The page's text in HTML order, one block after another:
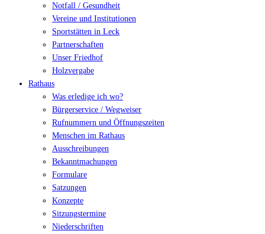
Notfall / Gesundheit
Vereine und Institutionen
Sportstätten in Leck
Partnerschaften
Unser Friedhof
Holzvergabe
Rathaus
Was erledige ich wo?
Bürgerservice / Wegweiser
Rufnummern und Öffnungszeiten
Menschen im Rathaus
Ausschreibungen
Bekanntmachungen
Formulare
Satzungen
Konzepte
Sitzungstermine
Niederschriften